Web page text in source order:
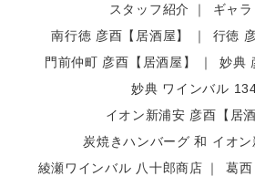
スタッフ紹介
ギャ
南行徳 彦酉【居酒屋】
行徳
門前仲町 彦酉【居酒屋】
妙典
妙典 ワインバル
イオン新浦安 彦酉【居酒
炭焼きハンバーグ 和 イオン
綾瀬ワインバル 八十郎商店
葛西